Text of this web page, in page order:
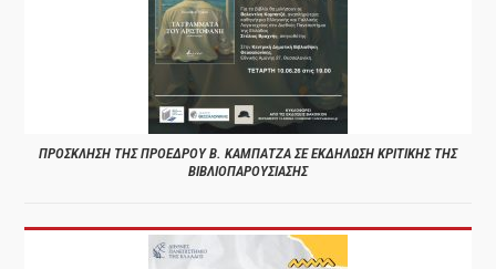
ΠΡΟΣΚΛΗΣΗ ΤΗΣ ΠΡΟΕΔΡΟΥ Β. ΚΑΜΠΑΤΖΑ ΣΕ ΕΚΔΗΛΩΣΗ ΚΡΙΤΙΚΗΣ ΤΗΣ
ΒΙΒΛΙΟΠΑΡΟΥΣΙΑΣΗΣ